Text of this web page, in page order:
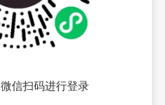
微信扫码进行登录